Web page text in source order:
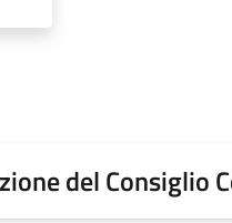
del Consiglio